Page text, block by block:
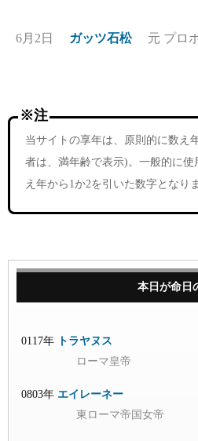
6月2日 ガッツ石松 元 プロ
※注
当サイトの享年は、原則的に数え
者は、満年齢で表示)。一般的に
え年から1か2を引いた数字となり
本日が命日
0117年
トラヤヌス
ローマ皇帝
0803年 エイレーネー
東ローマ帝国女帝